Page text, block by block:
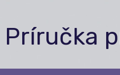
Príručka